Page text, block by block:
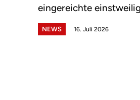
eingereichte
NEWS 16. Juli 2026